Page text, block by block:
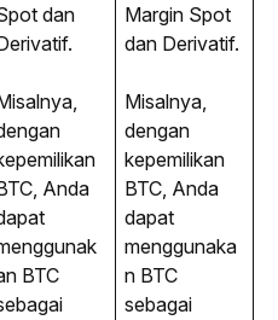
dan
Anda
BTC
Margin Spot
dan Derivatif.
Misalnya,
dengan
kepemilikan
BTC, Anda
dapat
menggunaka
n BTC
sebagai